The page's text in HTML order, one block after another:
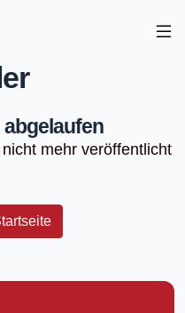
mehr veröffentlicht